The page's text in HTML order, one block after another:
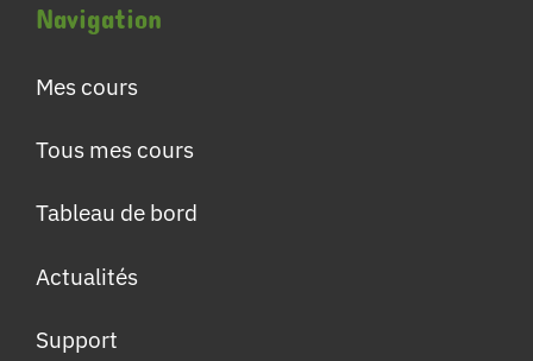
Navigation
Mes cours
Tous mes cours
Tableau de bord
Actualités
Support